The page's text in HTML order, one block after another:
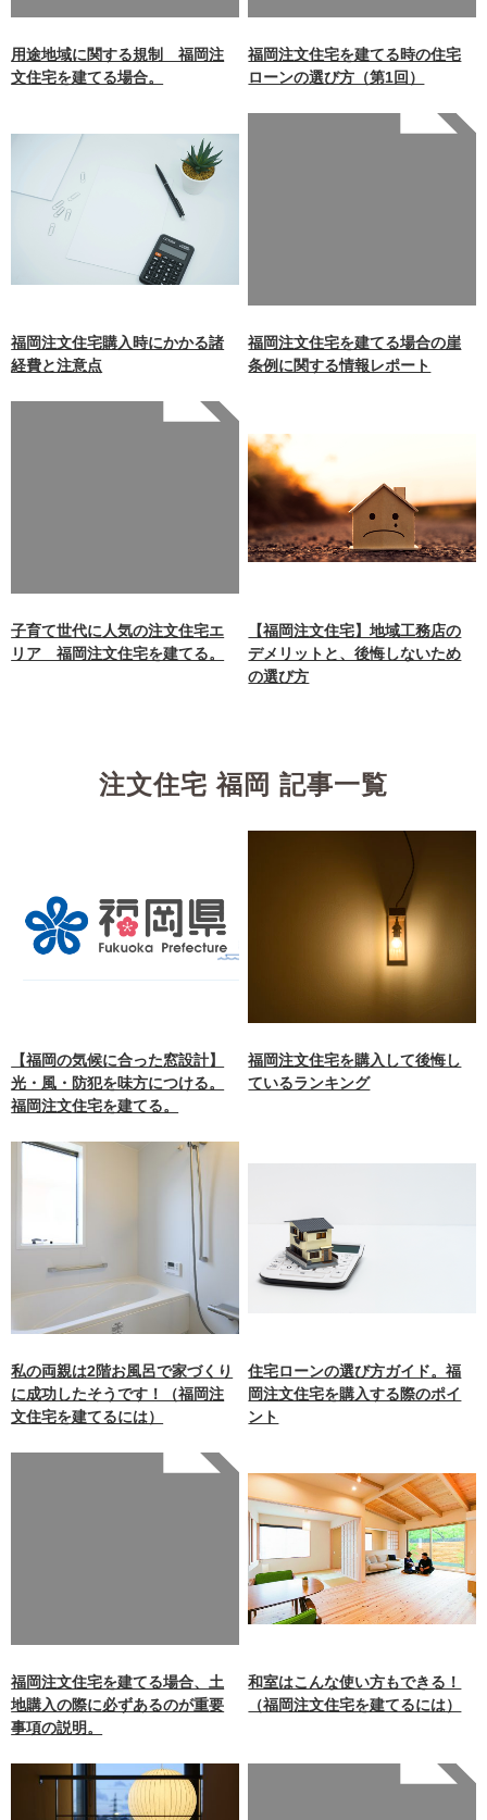
content/themes/nagasaki/f
unctions.phpon line87
用途地域に関する規制 福岡注
文住宅を建てる場合。
content/themes/nagasaki/f
unctions.phpon line 87
福岡注文住宅を建てる時の住宅
ローンの選び方（第1回）
福岡注文住宅購入時にかかる諸
経費と注意点
content/themes/nagasaki/f
unctions.phpon line 87
福岡注文住宅を建てる場合の崖
条例に関する情報レポート
content/themes/nagasaki/f
unctions.phpon line87
子育て世代に人気の注文住宅エ
リア 福岡注文住宅を建てる。
【福岡注文住宅】地域工務店の
デメリットと、後悔しないため
の選び方
注文住宅 福岡 記事一覧
【福岡の気候に合った窓設計】
光・風・防犯を味方につける。
福岡注文住宅を建てる。
福岡注文住宅を購入して後悔し
ているランキング
私の両親は2階お風呂で家づくり
に成功したそうです！（福岡注
文住宅を建てるには）
住宅ローンの選び方ガイド。福
岡注文住宅を購入する際のポイ
ント
content/themes/nagasaki/f
unctions.phpon line 87
福岡注文住宅を建てる場合、土
地購入の際に必ずあるのが重要
事項の説明。
和室はこんな使い方もできる！
（福岡注文住宅を建てるには）